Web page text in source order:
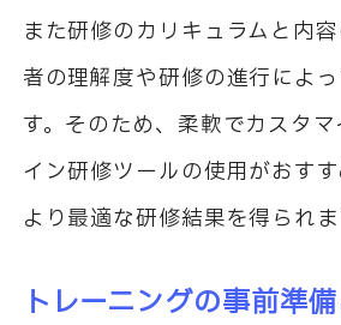
また研修のカリキュラムと内
者の理解度や研修の進行によ
す。そのため、柔軟でカスタ
イン研修ツールの使用がおす
より最適な研修結果を得られま
トレーニングの事前準